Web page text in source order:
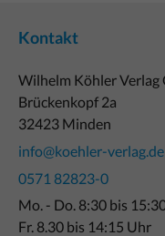
Kontakt
Wilhelm Köhler Verlag
Brückenkopf 2a
32423 Minden
info@koehler-verlag.de
0571 82823-0
Mo. - Do. 8:30 bis
Fr. 8.30 bis 14:15 Uhr